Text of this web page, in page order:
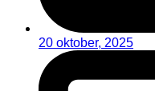
20 oktober, 2025